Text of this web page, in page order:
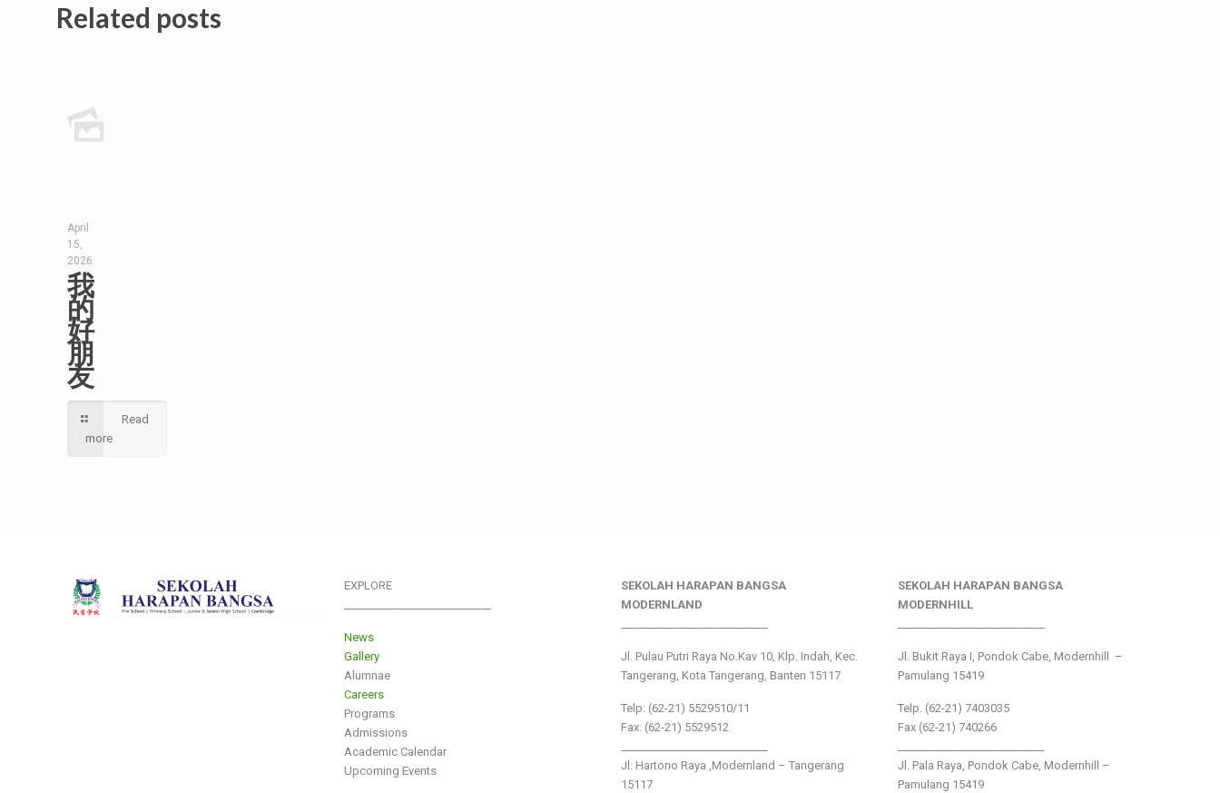
Related posts
April
15,
2026
我
的
好
朋
友
Read
more
EXPLORE
News
Gallery
Alumnae
Careers
Programs
Admissions
Academic Calendar
Upcoming Events
SEKOLAH HARAPAN BANGSA
MODERNLAND
Jl. Pulau Putri Raya No.Kav 10, Klp. Indah, Kec.
Tangerang, Kota Tangerang, Banten 15117
Telp: (62-21) 5529510/11
Fax: (62-21) 5529512
Jl. Hartono Raya ,Modernland – Tangerang
15117
SEKOLAH HARAPAN BANGSA
MODERNHILL
Jl. Bukit Raya I, Pondok Cabe, Modernhill –
Pamulang 15419
Telp. (62-21) 7403035
Fax (62-21) 740266
Jl. Pala Raya, Pondok Cabe, Modernhill –
Pamulang 15419